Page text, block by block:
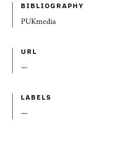
BIBLIOGRAPHY
PUKmedia
URL
—
LABELS
—